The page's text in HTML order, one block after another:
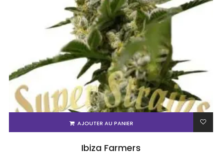
AJOUTER AU PANIER
Ibiza Farmers